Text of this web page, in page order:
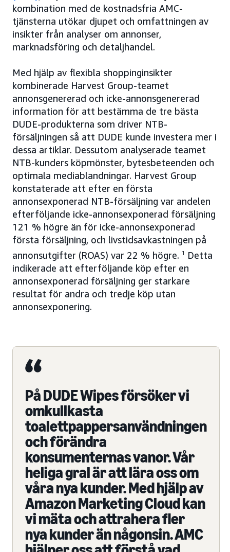
kombination med de kostnadsfria AMC-
tjänsterna utökar djupet och omfattningen av
insikter från analyser om annonser,
marknadsföring och detaljhandel.
Med hjälp av flexibla shoppinginsikter
kombinerade Harvest Group-teamet
annonsgenererad och icke-annonsgenererad
information för att bestämma de tre bästa
DUDE-produkterna som driver NTB-
försäljningen så att DUDE kunde investera mer i
dessa artiklar. Dessutom analyserade teamet
NTB-kunders köpmönster, bytesbeteenden och
optimala mediablandningar. Harvest Group
konstaterade att efter en första
annonsexponerad NTB-försäljning var andelen
efterföljande icke-annonsexponerad försäljning
121 % högre än för icke-annonsexponerad
första försäljning, och livstidsavkastningen på
annonsutgifter (ROAS) var 22 % högre. 1
Detta
indikerade att efterföljande köp efter en
annonsexponerad försäljning ger starkare
resultat för andra och tredje köp utan
annonsexponering.
På DUDE Wipes försöker vi
omkullkasta
toalettpappersanvändningen
och förändra
konsumenternas vanor. Vår
heliga gral är att lära oss om
våra nya kunder. Med hjälp av
Amazon Marketing Cloud kan
vi mäta och attrahera fler
nya kunder än någonsin. AMC